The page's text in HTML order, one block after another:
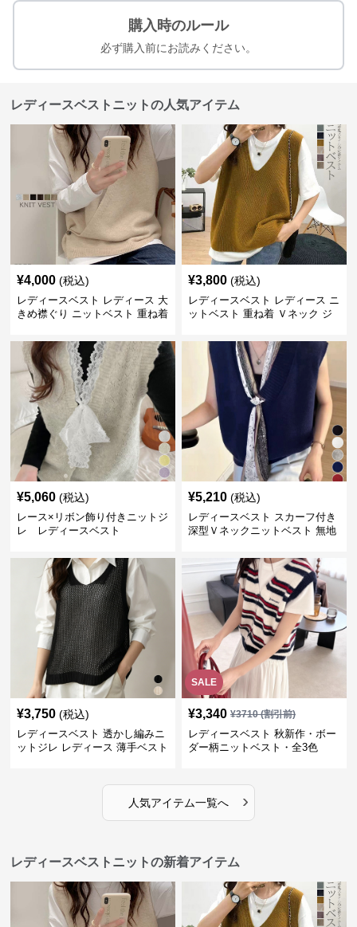
購入時のルール
必ず購入前にお読みください。
レディースベストニットの人気アイテム
¥4,000 (税込)
レディースベスト レディース 大
きめ襟ぐり ニットベスト 重ね着
¥3,800 (税込)
レディースベスト レディース ニ
ットベスト 重ね着 Ｖネック ジ
¥5,060 (税込)
レース×リボン飾り付きニットジ
レ レディースベスト
¥5,210 (税込)
レディースベスト スカーフ付き
深型Ｖネックニットベスト 無地
¥3,750 (税込)
レディースベスト 透かし編みニ
ットジレ レディース 薄手ベスト
SALE
¥3,340 ¥3710(割引前)
レディースベスト 秋新作・ボー
ダー柄ニットベスト・全3色
人気アイテム一覧へ ›
レディースベストニットの新着アイテム